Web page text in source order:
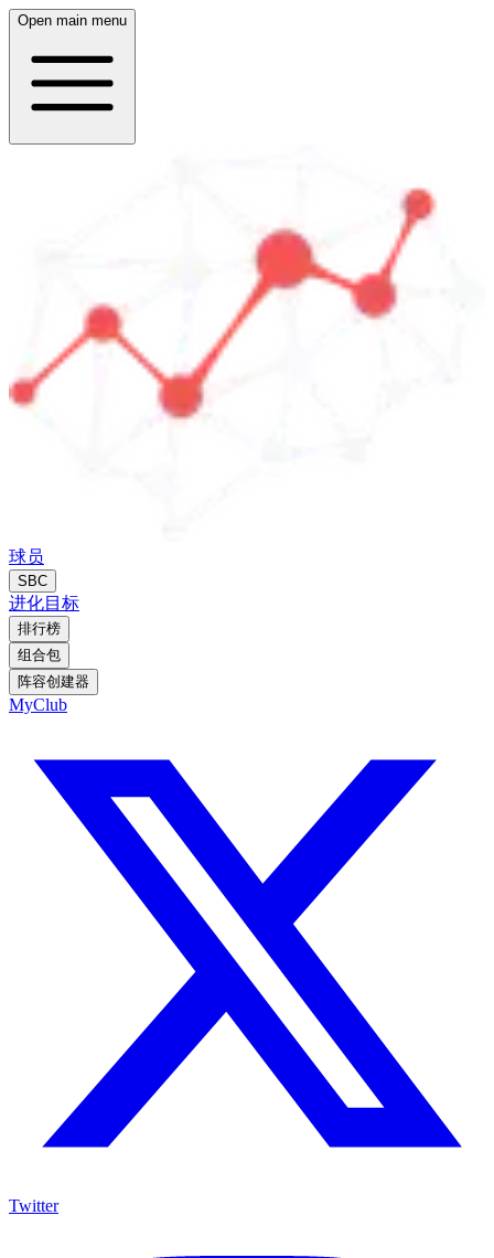
Open main menu
球员
SBC
进化目标
排行榜
组合包
阵容创建器
MyClub
Twitter